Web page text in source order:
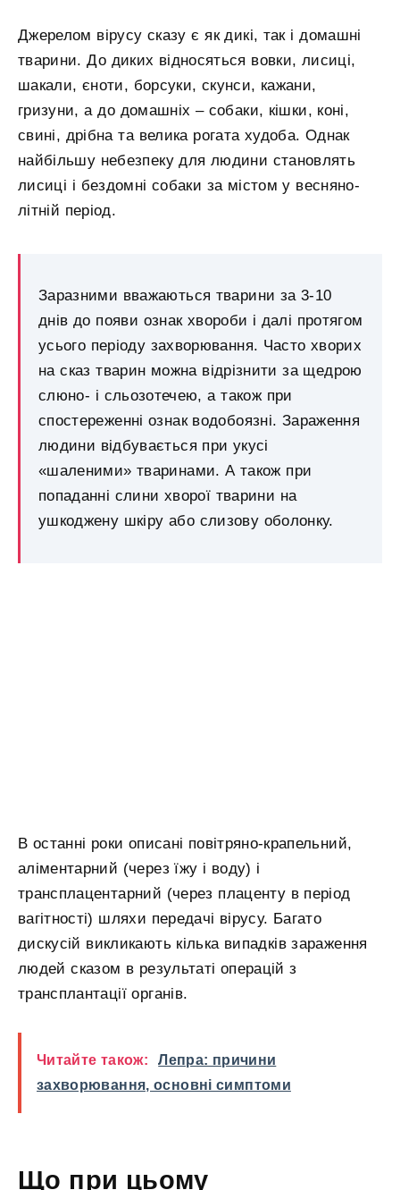
Джерелом вірусу сказу є як дикі, так і домашні
тварини. До диких відносяться вовки, лисиці,
шакали, єноти, борсуки, скунси, кажани,
гризуни, а до домашніх – собаки, кішки, коні,
свині, дрібна та велика рогата худоба. Однак
найбільшу небезпеку для людини становлять
лисиці і бездомні собаки за містом у весняно-
літній період.
Заразними вважаються тварини за 3-10
днів до появи ознак хвороби і далі протягом
усього періоду захворювання. Часто хворих
на сказ тварин можна відрізнити за щедрою
слюно- і сльозотечею, а також при
спостереженні ознак водобоязні. Зараження
людини відбувається при укусі
«шаленими» тваринами. А також при
попаданні слини хворої тварини на
ушкоджену шкіру або слизову оболонку.
В останні роки описані повітряно-крапельний,
аліментарний (через їжу і воду) і
трансплацентарний (через плаценту в період
вагітності) шляхи передачі вірусу. Багато
дискусій викликають кілька випадків зараження
людей сказом в результаті операцій з
трансплантації органів.
Читайте також:
Лепра: причини
захворювання, основні симптоми
Що при цьому